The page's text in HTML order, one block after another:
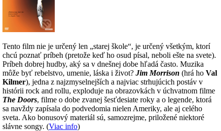
Tento film nie je určený len „starej škole“, je určený všetkým, ktorí
chcú poznať príbeh (pretože keď ho osud písal, neboli ešte na svete).
Príbeh dobrej hudby, aký sa v dnešnej dobe hľadá často. Muzika
môže byť rebelstvo, umenie, láska i život? Jim Morrison (hrá ho Val
Kilmer), jedna z najzmyselnejších a najviac strhujúcich postáv v
histórii rock and rollu, exploduje na obrazovkách v úchvatnom filme
The Doors, filme o dobe zvanej šesťdesiate roky a o legende, ktorá
sa navždy zapísala do podvedomia nielen Ameriky, ale aj celého
sveta. Ako bonusový materiál sú, samozrejme, priložené niektoré
slávne songy. (Viac info)